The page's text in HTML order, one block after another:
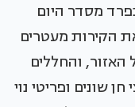
מסדר היום
הקירות מעטרים
והחללים
שונים ופריטי נוי